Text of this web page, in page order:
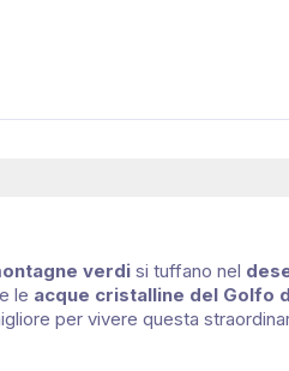
verdi si tuffano nel
e le acque cristalline del Golfo
per vivere questa